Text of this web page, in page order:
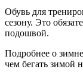
Обувь для
сезону. Это
подошвой.
Подробнее о
чем бегать зимой